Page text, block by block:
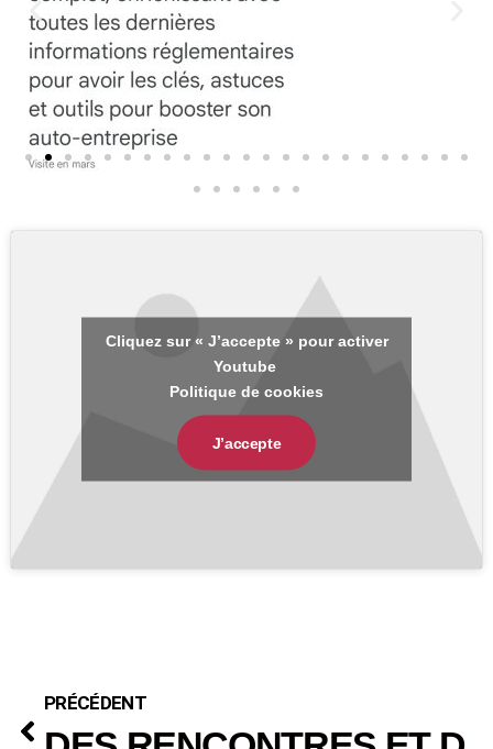
Cliquez sur « J’accepte » pour activer
Youtube
Politique de cookies
J’accepte
PRÉCÉDENT